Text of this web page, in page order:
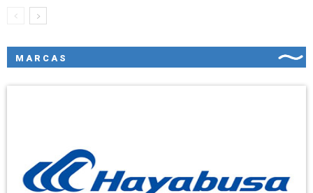
MARCAS